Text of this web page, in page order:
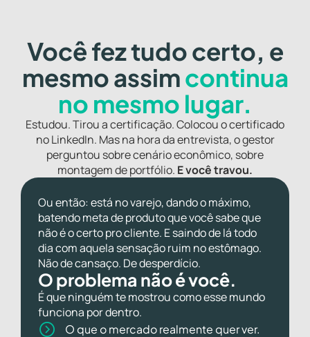
Você fez tudo certo, e
mesmo assimcontinua
no mesmo lugar.
Estudou. Tirou a certificação. Colocou o certificado
no LinkedIn. Mas na hora da entrevista, o gestor
perguntou sobre cenário econômico, sobre
montagem de portfólio. E você travou.
Ou então: está no varejo, dando o máximo,
batendo meta de produto que você sabe que
não é o certo pro cliente. E saindo de lá todo
dia com aquela sensação ruim no estômago.
Não de cansaço. De desperdício.
O problema não é você.
É que ninguém te mostrou como esse mundo
funciona por dentro.
O que o mercado realmente quer ver.